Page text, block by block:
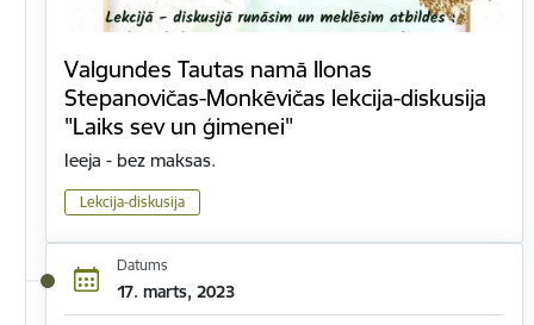
Valgundes Tautas namā Ilonas
Stepanovičas-Monkēvičas lekcija-diskusija
"Laiks sev un ģimenei"
Ieeja - bez maksas.
Lekcija-diskusija
Datums
17. marts, 2023